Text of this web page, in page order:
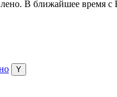
В ближайшее время с